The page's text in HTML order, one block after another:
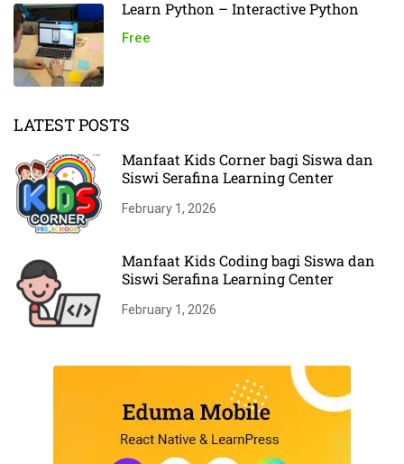
Learn Python – Interactive Python
Free
LATEST POSTS
Manfaat Kids Corner bagi Siswa dan
Siswi Serafina Learning Center
February 1, 2026
Manfaat Kids Coding bagi Siswa dan
Siswi Serafina Learning Center
February 1, 2026